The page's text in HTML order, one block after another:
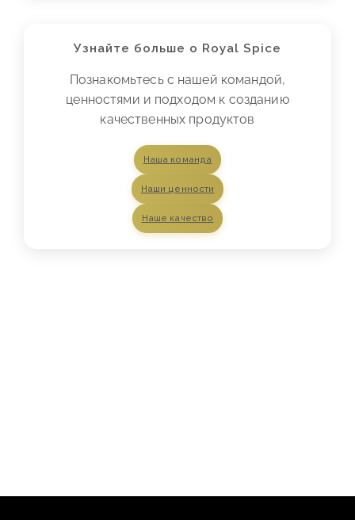
Узнайте больше о Royal Spice
Познакомьтесь с нашей командой,
ценностями и подходом к созданию
качественных продуктов
Наша команда
Наши ценности
Наше качество